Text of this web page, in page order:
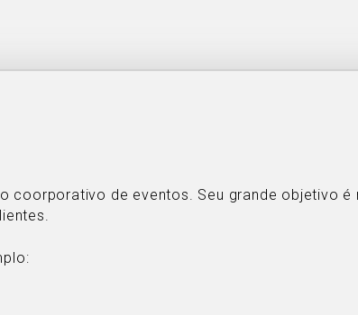
coorporativo de eventos. Seu grande objetivo